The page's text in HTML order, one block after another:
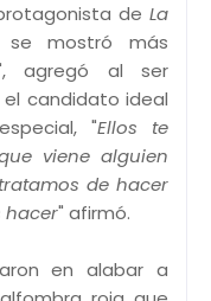
de La
se mostró más
agregó al ser
candidato ideal
"Ellos te
viene alguien
de hacer
hacer" afirmó.
en alabar a